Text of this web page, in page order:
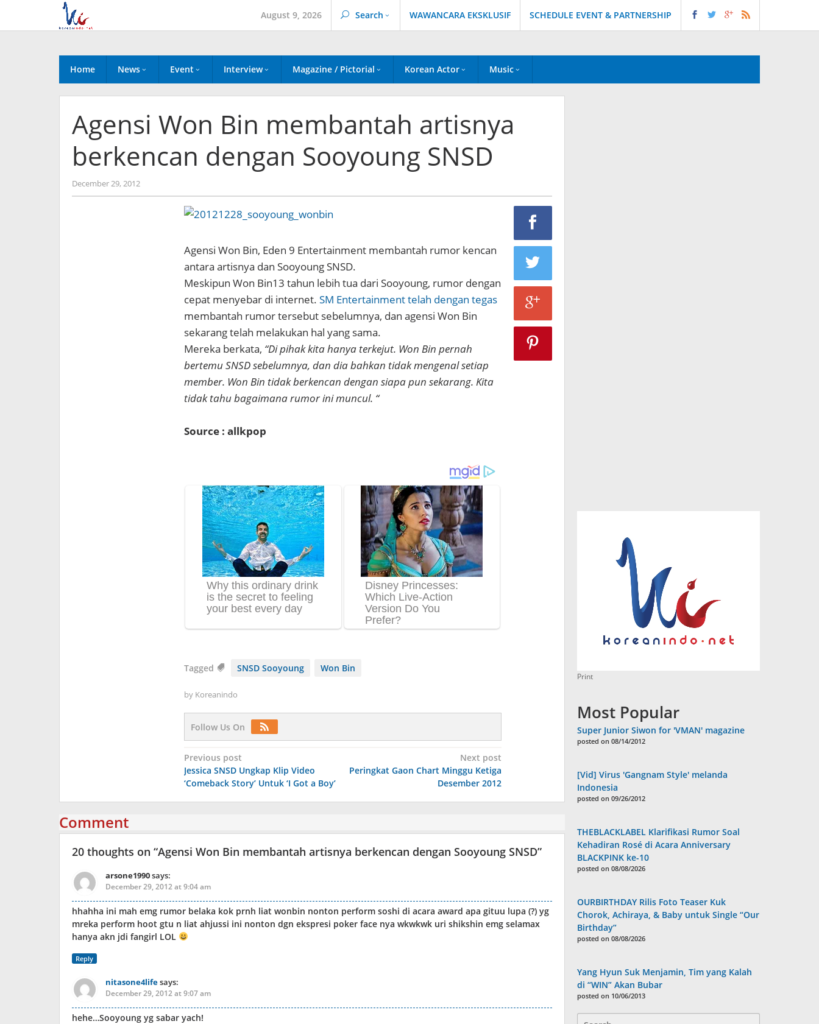
content
August 9, 2026 Search WAWANCARA EKSKLUSIF SCHEDULE EVENT & PARTNERSHIP
Home News Event Interview Magazine / Pictorial Korean Actor Music
Agensi Won Bin membantah artisnya
berkencan dengan Sooyoung SNSD
December 29, 2012by
Koreanindo
Agensi Won Bin, Eden 9 Entertainment membantah rumor kencan
antara artisnya dan Sooyoung SNSD.
Meskipun Won Bin13 tahun lebih tua dari Sooyoung, rumor dengan
cepat menyebar di internet. SM Entertainment telah dengan tegas
membantah rumor tersebut sebelumnya, dan agensi Won Bin
sekarang telah melakukan hal yang sama.
Mereka berkata, “Di pihak kita hanya terkejut. Won Bin pernah
bertemu SNSD sebelumnya, dan dia bahkan tidak mengenal setiap
member. Won Bin tidak berkencan dengan siapa pun sekarang. Kita
tidak tahu bagaimana rumor ini muncul. “
Source : allkpop
Tagged SNSD Sooyoung Won Bin
by Koreanindo
Follow Us On
Post
navigation
Previous post
Jessica SNSD Ungkap Klip Video
‘Comeback Story’ Untuk ‘I Got a Boy’
Next post
Peringkat Gaon Chart Minggu Ketiga
Desember 2012
Comment
20 thoughts on “Agensi Won Bin membantah artisnya berkencan dengan Sooyoung SNSD”
arsone1990says:
December 29, 2012 at 9:04 am
hhahha ini mah emg rumor belaka kok prnh liat wonbin nonton perform soshi di acara award apa gituu lupa (?) yg
mreka perform hoot gtu n liat ahjussi ini nonton dgn ekspresi poker face nya wkwkwk uri shikshin emg selamax
hanya akn jdi fangirl LOL
Reply
nitasone4lifesays:
December 29, 2012 at 9:07 am
hehe…Sooyoung yg sabar yach!
Print
Most Popular
Super Junior Siwon for 'VMAN' magazine
posted on 08/14/2012
[Vid] Virus 'Gangnam Style' melanda
Indonesia
posted on 09/26/2012
THEBLACKLABEL Klarifikasi Rumor Soal
Kehadiran Rosé di Acara Anniversary
BLACKPINK ke-10
posted on 08/08/2026
OURBIRTHDAY Rilis Foto Teaser Kuk
Chorok, Achiraya, & Baby untuk Single “Our
Birthday”
posted on 08/08/2026
Yang Hyun Suk Menjamin, Tim yang Kalah
di “WIN” Akan Bubar
posted on 10/06/2013